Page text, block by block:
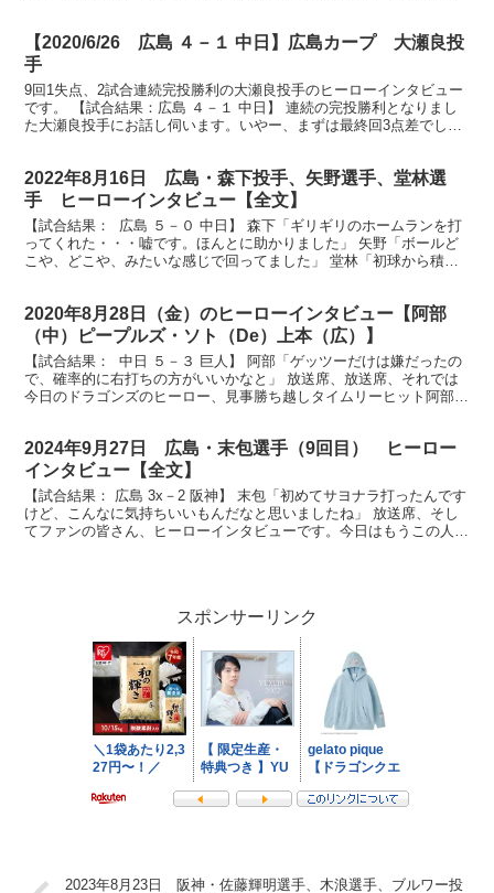
【2020/6/26 広島 ４－１ 中日】広島カープ 大瀬良投
手
9回1失点、2試合連続完投勝利の大瀬良投手のヒーローインタビュー
です。 【試合結果：広島 ４－１ 中日】 連続の完投勝利となりまし
た大瀬良投手にお話し伺います。いやー、まずは最終回3点差でし
2022年8月16日 広島・森下投手、矢野選手、堂林選
手 ヒーローインタビュー【全文】
【試合結果： 広島 ５－０ 中日】 森下「ギリギリのホームランを打
ってくれた・・・嘘です。ほんとに助かりました」 矢野「ボールど
こや、どこや、みたいな感じで回ってました」 堂林「初球から積極
2020年8月28日（金）のヒーローインタビュー【阿部
（中）ピープルズ・ソト（De）上本（広）】
【試合結果： 中日 ５－３ 巨人】 阿部「ゲッツーだけは嫌だったの
で、確率的に右打ちの方がいいかなと」 放送席、放送席、それでは
今日のドラゴンズのヒーロー、見事勝ち越しタイムリーヒット阿部選
2024年9月27日 広島・末包選手（9回目） ヒーロー
インタビュー【全文】
【試合結果： 広島 3x－2 阪神】 末包「初めてサヨナラ打ったんです
けど、こんなに気持ちいいもんだなと思いましたね」 放送席、そし
てファンの皆さん、ヒーローインタビューです。今日はもうこの人し
スポンサーリンク
2023年8月23日 阪神・佐藤輝明選手、木浪選手、ブルワー投